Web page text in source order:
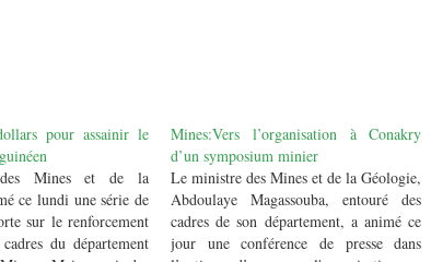
pour assainir le
Mines et de la
ce lundi une série de
sur le renforcement
du département
Mines:Vers l’organisation à Conakry
d’un symposium minier
Le ministre des Mines et de la Géologie,
Abdoulaye Magassouba, entouré des
cadres de son département, a animé ce
jour une conférence de presse dans